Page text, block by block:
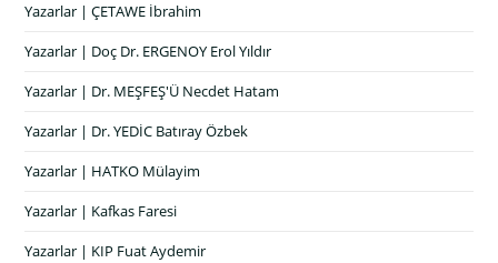
Yazarlar | ÇETAWE İbrahim
Yazarlar | Doç Dr. ERGENOY Erol Yıldır
Yazarlar | Dr. MEŞFEŞ'Ü Necdet Hatam
Yazarlar | Dr. YEDİC Batıray Özbek
Yazarlar | HATKO Mülayim
Yazarlar | Kafkas Faresi
Yazarlar | KIP Fuat Aydemir